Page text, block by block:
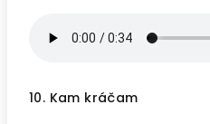
10. Kam kráčam